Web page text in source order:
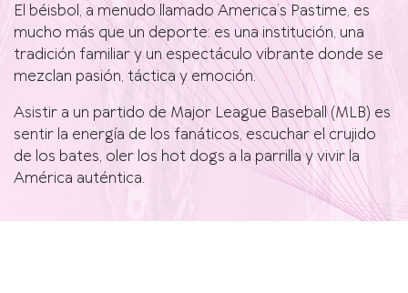
El béisbol, a menudo llamado America’s Pastime, es
mucho más que un deporte: es una institución, una
tradición familiar y un espectáculo vibrante donde se
mezclan pasión, táctica y emoción.
Asistir a un partido de Major League Baseball (MLB) es
sentir la energía de los fanáticos, escuchar el crujido
de los bates, oler los hot dogs a la parrilla y vivir la
América auténtica.